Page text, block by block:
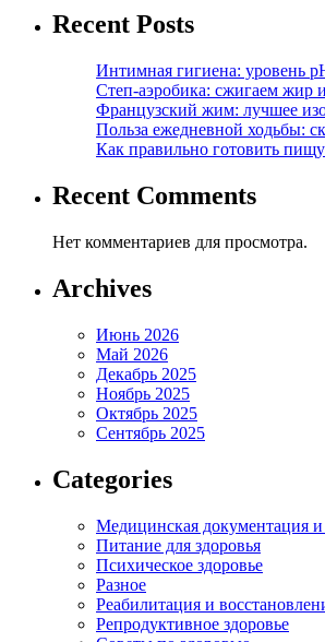
Recent Posts
Интимная гигиена: уровень
Степ-аэробика: сжигаем жир
Французский жим: лучшее
Польза ежедневной ходьбы:
Как правильно готовить
Recent Comments
Нет комментариев для просмотра.
Archives
Июнь 2026
Май 2026
Декабрь 2025
Ноябрь 2025
Октябрь 2025
Сентябрь 2025
Categories
Медицинская документация и
Питание для здоровья
Психическое здоровье
Разное
Реабилитация и
Репродуктивное здоровье